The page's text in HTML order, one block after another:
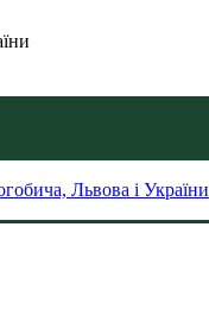
Львова і України